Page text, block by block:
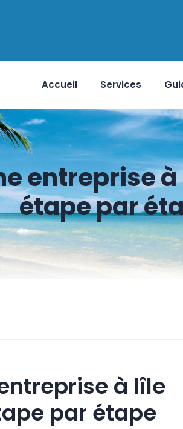
Accueil Services
entreprise
étape par
à lîle
par étape